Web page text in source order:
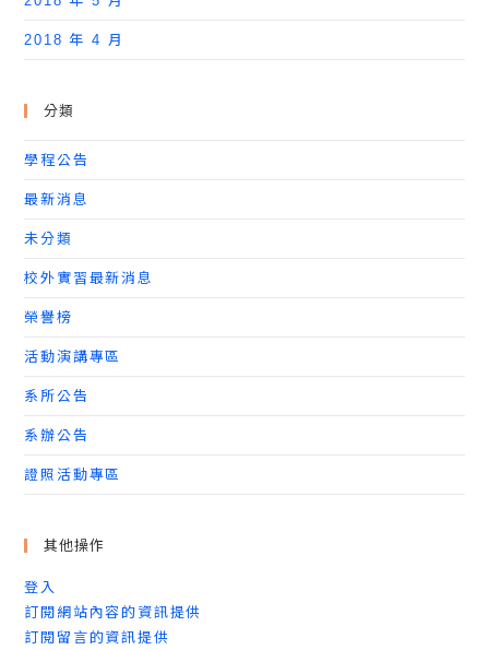
2018 年 4 月
分類
學程公告
最新消息
未分類
校外實習最新消息
榮譽榜
活動演講專區
系所公告
系辦公告
證照活動專區
其他操作
登入
訂閱網站內容的資訊提供
訂閱留言的資訊提供